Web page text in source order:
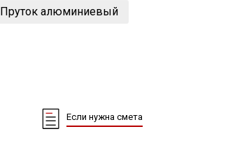
Пруток алюминиевый
Если нужна смета